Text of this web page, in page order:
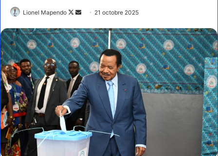
Lionel Mapendo
Follow
X
Envoyer
courriel
21 octobre 2025